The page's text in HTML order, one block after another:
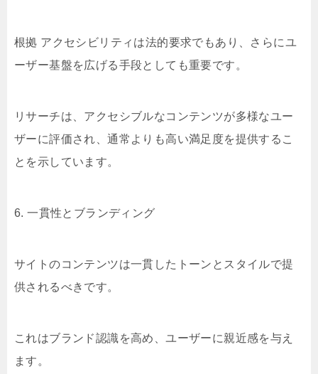
根拠 アクセシビリティは法的要求でもあり、さらにユ
ーザー基盤を広げる手段としても重要です。
リサーチは、アクセシブルなコンテンツが多様なユー
ザーに評価され、通常よりも高い満足度を提供するこ
とを示しています。
6. 一貫性とブランディング
サイトのコンテンツは一貫したトーンとスタイルで提
供されるべきです。
これはブランド認識を高め、ユーザーに親近感を与え
ます。